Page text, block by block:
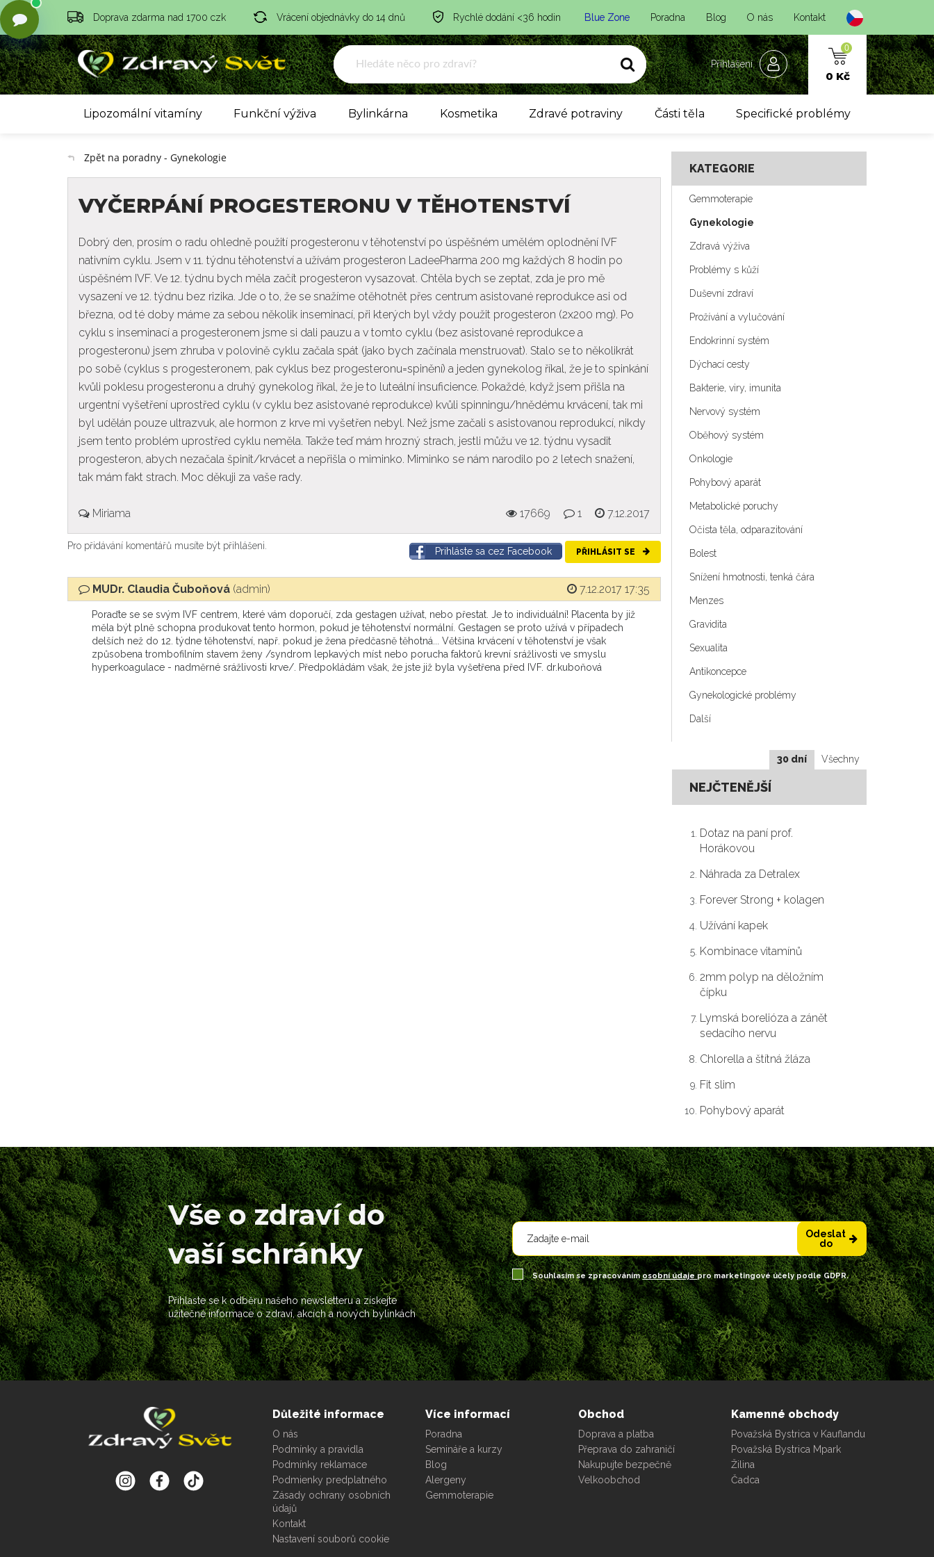
Doprava zdarma nad 1700 czk Vrácení objednávky do 14 dnů Rychlé dodání <36 hodin Blue Zone Poradna Blog O nás Kontakt
0
0 Kč
Přihlášení
Lipozomální vitamíny Funkční výživa Bylinkárna Kosmetika Zdravé potraviny Části těla Specifické problémy
Zpět na poradny - Gynekologie
VYČERPÁNÍ PROGESTERONU V TĚHOTENSTVÍ
Dobrý den, prosím o radu ohledně použití progesteronu v těhotenství po úspěšném umělém oplodnění IVF
nativním cyklu. Jsem v 11. týdnu těhotenství a užívám progesteron LadeePharma 200 mg každých 8 hodin po
úspěšném IVF. Ve 12. týdnu bych měla začít progesteron vysazovat. Chtěla bych se zeptat, zda je pro mě
vysazení ve 12. týdnu bez rizika. Jde o to, že se snažíme otěhotnět přes centrum asistované reprodukce asi od
března, od té doby máme za sebou několik inseminací, při kterých byl vždy použit progesteron (2x200 mg). Po
cyklu s inseminací a progesteronem jsme si dali pauzu a v tomto cyklu (bez asistované reprodukce a
progesteronu) jsem zhruba v polovině cyklu začala spát (jako bych začínala menstruovat). Stalo se to několikrát
po sobě (cyklus s progesteronem, pak cyklus bez progesteronu=spinění) a jeden gynekolog říkal, že je to spinkání
kvůli poklesu progesteronu a druhý gynekolog říkal, že je to luteální insuficience. Pokaždé, když jsem přišla na
urgentní vyšetření uprostřed cyklu (v cyklu bez asistované reprodukce) kvůli spinningu/hnědému krvácení, tak mi
byl udělán pouze ultrazvuk, ale hormon z krve mi vyšetřen nebyl. Než jsme začali s asistovanou reprodukcí, nikdy
jsem tento problém uprostřed cyklu neměla. Takže teď mám hrozný strach, jestli můžu ve 12. týdnu vysadit
progesteron, abych nezačala špinit/krvácet a nepřišla o miminko. Miminko se nám narodilo po 2 letech snažení,
tak mám fakt strach. Moc děkuji za vaše rady.
Miriama 17669 1 7.12.2017
Pro přidávání komentářů musíte být přihlášeni. Prihláste sa cez Facebook PŘIHLÁSIT SE
MUDr. Claudia Čuboňová (admin) 7.12.2017 17:35
Poraďte se se svým IVF centrem, které vám doporučí, zda gestagen užívat, nebo přestat. Je to individuální! Placenta by již
měla být plně schopna produkovat tento hormon, pokud je těhotenství normální. Gestagen se proto užívá v případech
delších než do 12. týdne těhotenství, např. pokud je žena předčasně těhotná... Většina krvácení v těhotenství je však
způsobena trombofilním stavem ženy /syndrom lepkavých míst nebo porucha faktorů krevní srážlivosti ve smyslu
hyperkoagulace - nadměrné srážlivosti krve/. Předpokládám však, že jste již byla vyšetřena před IVF. dr.kuboňová
KATEGORIE
Gemmoterapie
Gynekologie
Zdravá výživa
Problémy s kůží
Duševní zdraví
Prožívání a vylučování
Endokrinní systém
Dýchací cesty
Bakterie, viry, imunita
Nervový systém
Oběhový systém
Onkologie
Pohybový aparát
Metabolické poruchy
Očista těla, odparazitování
Bolest
Snížení hmotnosti, tenká čára
Menzes
Gravidita
Sexualita
Antikoncepce
Gynekologické problémy
Další
30 dní Všechny
NEJČTENĚJŠÍ
Dotaz na paní prof.
Horákovou
Náhrada za Detralex
Forever Strong + kolagen
Užívání kapek
Kombinace vitamínů
2mm polyp na děložním
čípku
Lymská borelióza a zánět
sedacího nervu
Chlorella a štítná žláza
Fit slim
Pohybový aparát
Vše o zdraví do
vaší schránky
Přihlaste se k odběru našeho newsletteru a získejte
užitečné informace o zdraví, akcích a nových bylinkách
Odeslat
do
Souhlasím se zpracovánímosobní údajepro marketingové účely podle GDPR.
Důležité informace
O nás
Podmínky a pravidla
Podmínky reklamace
Podmienky predplatného
Zásady ochrany osobních
údajů
Kontakt
Nastavení souborů cookie
Více informací
Poradna
Semináře a kurzy
Blog
Alergeny
Gemmoterapie
Obchod
Doprava a platba
Přeprava do zahraničí
Nakupujte bezpečně
Velkoobchod
Kamenné obchody
Považská Bystrica v Kauflandu
Považská Bystrica Mpark
Žilina
Čadca